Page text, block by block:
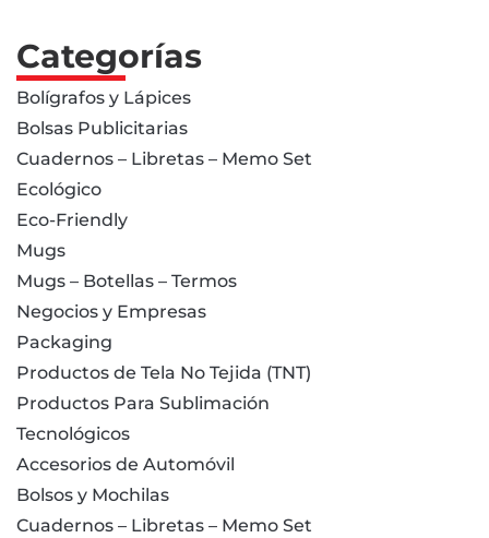
Categorías
Bolígrafos y Lápices
Bolsas Publicitarias
Cuadernos – Libretas – Memo Set
Ecológico
Eco-Friendly
Mugs
Mugs – Botellas – Termos
Negocios y Empresas
Packaging
Productos de Tela No Tejida (TNT)
Productos Para Sublimación
Tecnológicos
Accesorios de Automóvil
Bolsos y Mochilas
Cuadernos – Libretas – Memo Set